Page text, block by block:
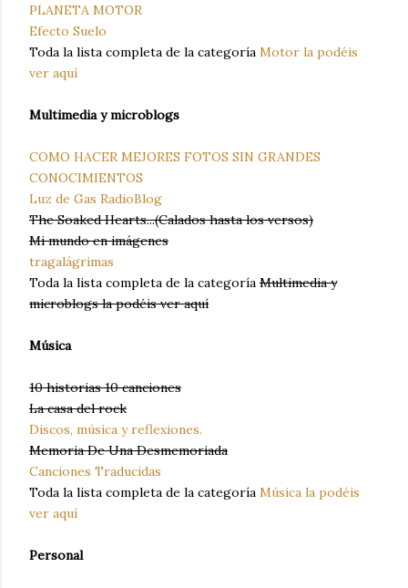
PLANETA MOTOR
Efecto Suelo
Toda la lista completa de la categoría Motor la podéis
ver aquí
Multimedia y microblogs
COMO HACER MEJORES FOTOS SIN GRANDES
CONOCIMIENTOS
Luz de Gas RadioBlog
The Soaked Hearts...(Calados hasta los versos)
Mi mundo en imágenes
tragalágrimas
Toda la lista completa de la categoría Multimedia y
microblogs la podéis ver aquí
Música
10 historias 10 canciones
La casa del rock
Discos, música y reflexiones.
Memoria De Una Desmemoriada
Canciones Traducidas
Toda la lista completa de la categoría Música la podéis
ver aquí
Personal